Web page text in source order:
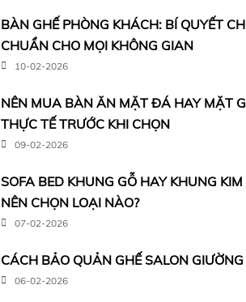
BÀN GHẾ PHÒNG KHÁCH: BÍ QUYẾT
CHUẨN CHO MỌI KHÔNG GIAN
10-02-2026
NÊN MUA BÀN ĂN MẶT ĐÁ HAY MẶT
THỰC TẾ TRƯỚC KHI CHỌN
09-02-2026
SOFA BED KHUNG GỖ HAY KHUNG
NÊN CHỌN LOẠI NÀO?
07-02-2026
CÁCH BẢO QUẢN GHẾ SALON
06-02-2026